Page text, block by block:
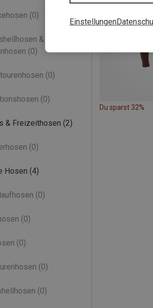
(0)
&
(0)
(0)
(0)
& Freizeithosen (2)
(0)
Hosen (4)
(0)
(0)
(0)
(0)
(0)
Du sparst 32%
Einstellungen